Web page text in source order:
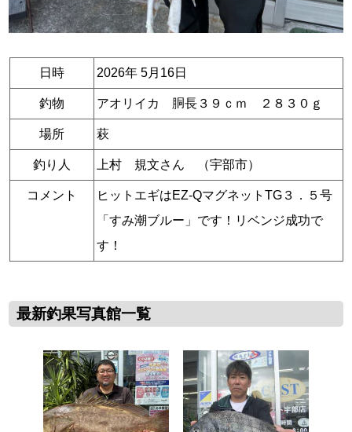
日時 2026年 5月16日
釣物 アオリイカ 胴長３９ｃｍ ２８３０ｇ
場所 萩
釣り人 上村 規文さん （宇部市）
コメント
ヒットエギはEZ-QマグネットTG３．５号
「すみ潮ブルー」です！リベンジ成功で
す！
最新釣果写真館一覧